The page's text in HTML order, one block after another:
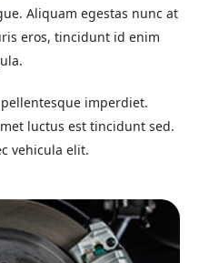
Aliquam egestas nunc at
eros, tincidunt id enim
imperdiet.
luctus est tincidunt sed.
vehicula elit.